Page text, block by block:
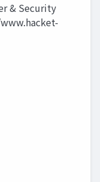
& Security